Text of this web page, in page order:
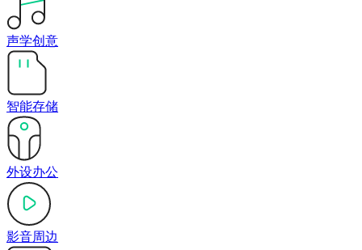
声学创意
智能存储
外设办公
影音周边